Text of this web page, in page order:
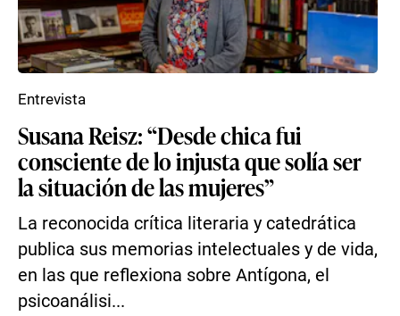
Susana Reisz: “Desde chica fui
consciente de lo injusta que solía ser
la situación de las mujeres”
La reconocida crítica literaria y catedrática
publica sus memorias intelectuales y de vida,
en las que reflexiona sobre Antígona, el
psicoanálisi...
Entrevista